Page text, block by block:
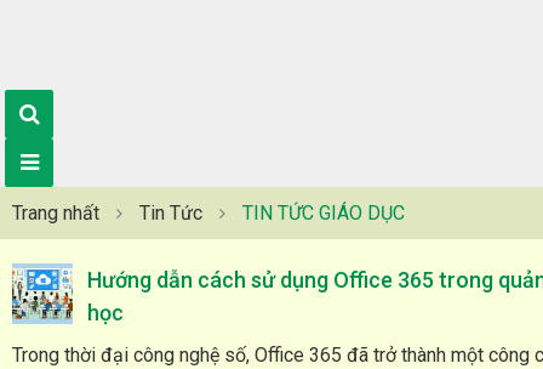
Trang nhất Tin Tức TIN TỨC GIÁO DỤC
Hướng dẫn cách sử dụng Office 365 trong
học
Trong thời đại công nghệ số, Office 365 đã trở thành một công